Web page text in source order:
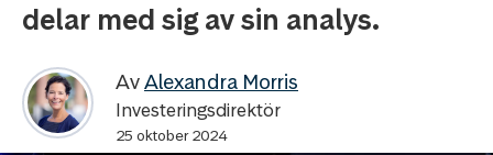
delar med sig av sin analys.
AvAlexandra Morris
Investeringsdirektör
25 oktober 2024